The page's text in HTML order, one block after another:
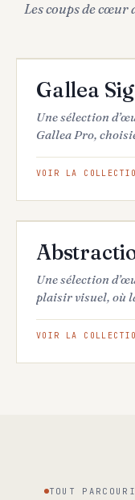
Les coups de cœur
Gallea
Une sélection
Gallea Pro,
visuel.
VOIR LA
16 ŒUVRES
Une sélection
plaisir visuel, où
VOIR LA
TOUT